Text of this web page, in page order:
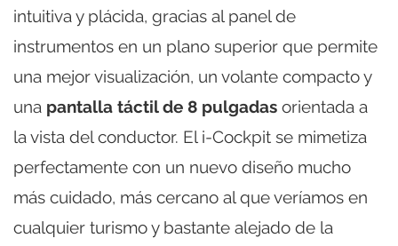
intuitiva y plácida, gracias al panel de
instrumentos en un plano superior que permite
una mejor visualización, un volante compacto y
una pantalla táctil de 8 pulgadas orientada a
la vista del conductor. El i-Cockpit se mimetiza
perfectamente con un nuevo diseño mucho
más cuidado, más cercano al que veríamos en
cualquier turismo y bastante alejado de la